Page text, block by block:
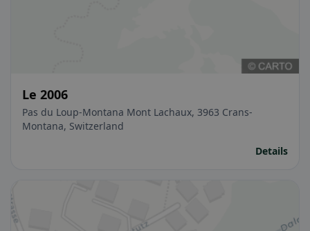
Le 2006
Pas du Loup-Montana Mont Lachaux, 3963 Crans-
Montana, Switzerland
Details